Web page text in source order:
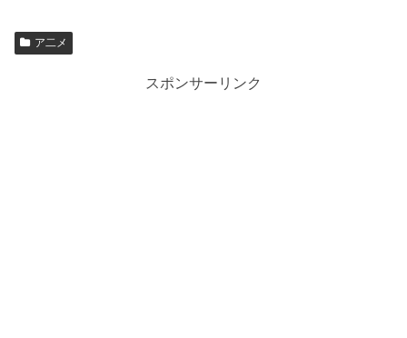
ア二メ
スポンサーリンク